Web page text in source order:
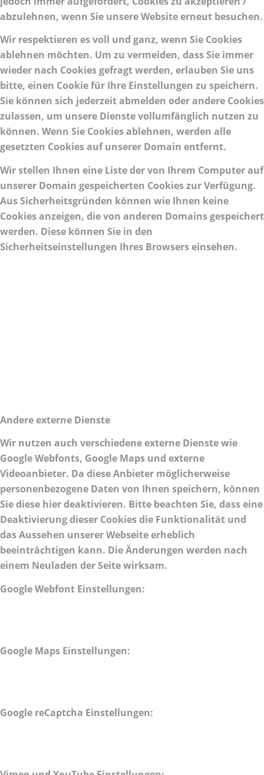
abzulehnen, wenn Sie unsere Website erneut besuchen.
Wir respektieren es voll und ganz, wenn Sie Cookies
ablehnen möchten. Um zu vermeiden, dass Sie immer
wieder nach Cookies gefragt werden, erlauben Sie uns
bitte, einen Cookie für Ihre Einstellungen zu speichern.
Sie können sich jederzeit abmelden oder andere Cookies
zulassen, um unsere Dienste vollumfänglich nutzen zu
können. Wenn Sie Cookies ablehnen, werden alle
gesetzten Cookies auf unserer Domain entfernt.
Wir stellen Ihnen eine Liste der von Ihrem Computer auf
unserer Domain gespeicherten Cookies zur Verfügung.
Aus Sicherheitsgründen können wie Ihnen keine
Cookies anzeigen, die von anderen Domains gespeichert
werden. Diese können Sie in den
Sicherheitseinstellungen Ihres Browsers einsehen.
Andere externe Dienste
Wir nutzen auch verschiedene externe Dienste wie
Google Webfonts, Google Maps und externe
Videoanbieter. Da diese Anbieter möglicherweise
personenbezogene Daten von Ihnen speichern, können
Sie diese hier deaktivieren. Bitte beachten Sie, dass eine
Deaktivierung dieser Cookies die Funktionalität und
das Aussehen unserer Webseite erheblich
beeinträchtigen kann. Die Änderungen werden nach
einem Neuladen der Seite wirksam.
Google Webfont Einstellungen:
Google Maps Einstellungen:
Google reCaptcha Einstellungen: